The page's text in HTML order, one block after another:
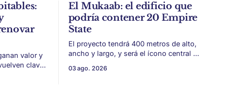
valor y
clave
El Mukaab: el edificio que
podría contener 20 Empire
State
El proyecto tendrá 400 metros de alto,
ancho y largo, y será el ícono central de
vinculada al plan Visión 2030. Arabia
03 ago. 2026